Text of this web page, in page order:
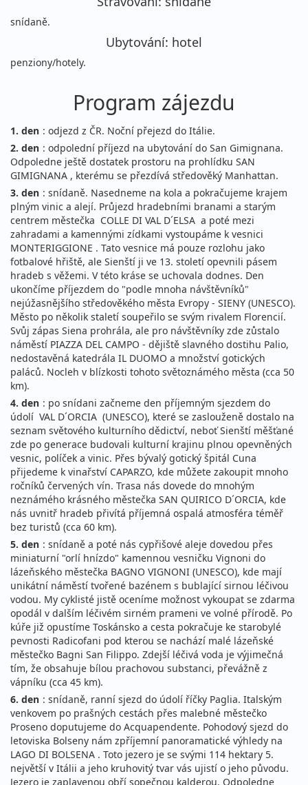
snídaně.
Ubytování: hotel
penziony/hotely.
Program zájezdu
1. den : odjezd z ČR. Noční přejezd do Itálie.
2. den : odpolední příjezd na ubytování do San Gimignana.
Odpoledne ještě dostatek prostoru na prohlídku SAN
GIMIGNANA , kterému se přezdívá středověký Manhattan.
3. den : snídaně. Nasedneme na kola a pokračujeme krajem
plným vinic a alejí. Průjezd hradebními branami a starým
centrem městečka COLLE DI VAL D´ELSA a poté mezi
zahradami a kamennými zídkami vystoupáme k vesnici
MONTERIGGIONE . Tato vesnice má pouze rozlohu jako
fotbalové hřiště, ale Sienští ji ve 13. století opevnili pásem
hradeb s věžemi. V této kráse se uchovala dodnes. Den
ukončíme příjezdem do "podle mnoha návštěvníků"
nejúžasnějšího středověkého města Evropy - SIENY (UNESCO).
Město po několik staletí soupeřilo se svým rivalem Florencií.
Svůj zápas Siena prohrála, ale pro návštěvníky zde zůstalo
náměstí PIAZZA DEL CAMPO - dějiště slavného dostihu Palio,
nedostavěná katedrála IL DUOMO a množství gotických
paláců. Nocleh v blízkosti tohoto světoznámého města (cca 50
km).
4. den : po snídani začneme den příjemným sjezdem do
údolí VAL D´ORCIA (UNESCO), které se zaslouženě dostalo na
seznam světového kulturního dědictví, neboť Sienští měšťané
zde po generace budovali kulturní krajinu plnou opevněných
vesnic, políček a vinic. Přes bývalý gotický špitál Cuna
přijedeme k vinařství CAPARZO, kde můžete zakoupit mnoho
ročníků červených vín. Trasa nás dovede do mnohým
neznámého krásného městečka SAN QUIRICO D´ORCIA, kde
nás uvnitř hradeb přivítá příjemná ospalá atmosféra téměř
bez turistů (cca 60 km).
5. den : snídaně a poté nás cypřišové aleje dovedou přes
miniaturní "orlí hnízdo" kamennou vesničku Vignoni do
lázeňského městečka BAGNO VIGNONI (UNESCO), kde mají
unikátní náměstí tvořené bazénem s bublající sirnou léčivou
vodou. My cyklisté jistě oceníme možnost vykoupat se zdarma
opodál v dalším léčivém sirném prameni ve volné přírodě. Po
kúře již opustíme Toskánsko a cesta pokračuje ke starobylé
pevnosti Radicofani pod kterou se nachází malé lázeňské
městečko Bagni San Filippo. Zdejší léčivá voda je výjimečná
tím, že obsahuje bílou prachovou substanci, převážně z
vápníku (cca 45 km).
6. den : snídaně, ranní sjezd do údolí říčky Paglia. Italským
venkovem po prašných cestách přes malebné městečko
Proseno doputujeme do Acquapendente. Pohodový sjezd do
letoviska Bolseny nám zpříjemní panoramatické výhledy na
LAGO DI BOLSENA . Toto jezero je se svými 114 hektary 5.
největší v Itálii a jeho kruhovitý tvar vás ujistí o jeho původu.
Jezero je zaplavenou obří sopečnou kalderou. Odpoledne